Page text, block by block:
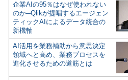
企業AIの95％はなぜ使われない
のか─Qlikが提唱するエージェン
ティックAIによるデータ統合の
新機軸
AI活用を業務補助から意思決定
領域へと高め、業務プロセスを
進化させるための道筋とは